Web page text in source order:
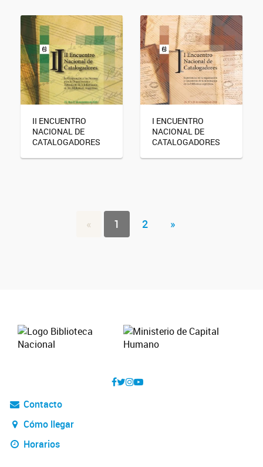
II ENCUENTRO
NACIONAL DE
CATALOGADORES
I ENCUENTRO
NACIONAL DE
CATALOGADORES
« 1 2 »
Contacto
Cómo llegar
Horarios